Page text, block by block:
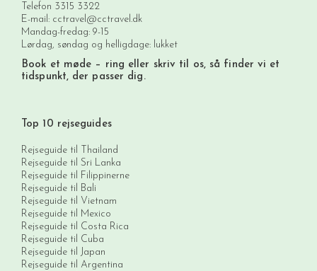
Telefon 3315 3322
E-mail: cctravel@cctravel.dk
Mandag-fredag: 9-15
Lørdag, søndag og helligdage: lukket
Book et møde – ring eller skriv til os, så finder vi et
tidspunkt, der passer dig.
Top 10 rejseguides
Rejseguide til Thailand
Rejseguide til Sri Lanka
Rejseguide til Filippinerne
Rejseguide til Bali
Rejseguide til Vietnam
Rejseguide til Mexico
Rejseguide til Costa Rica
Rejseguide til Cuba
Rejseguide til Japan
Rejseguide til Argentina